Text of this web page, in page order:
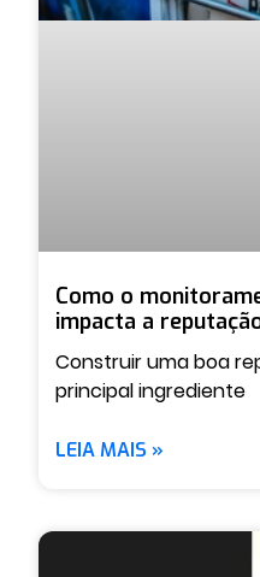
Como o
impacta a
Construir uma boa
principal ingrediente
LEIA MAIS »